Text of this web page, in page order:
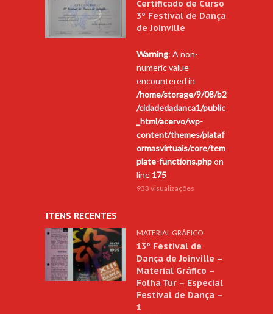
Certificado de Curso
3º Festival de Dança
de Joinville
Warning: A non-
numeric value
encountered in
/home/storage/9/08/b2
/cidadedadanca1/public
_html/acervo/wp-
content/themes/plataf
ormasvirtuais/core/tem
plate-functions.phpon
line 175
933 visualizações
ITENS RECENTES
MATERIAL GRÁFICO
13º Festival de
Dança de Joinville –
Material Gráfico –
Folha Tur – Especial
Festival de Dança –
1